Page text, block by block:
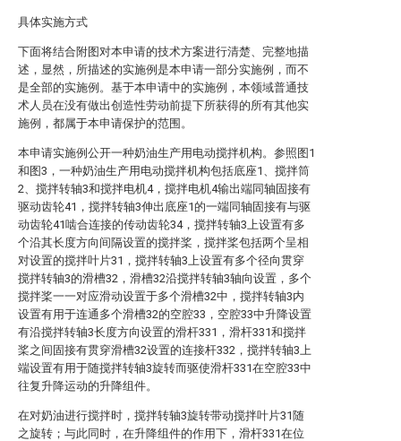
具体实施方式
下面将结合附图对本申请的技术方案进行清楚、完整地描
述，显然，所描述的实施例是本申请一部分实施例，而不
是全部的实施例。基于本申请中的实施例，本领域普通技
术人员在没有做出创造性劳动前提下所获得的所有其他实
施例，都属于本申请保护的范围。
本申请实施例公开一种奶油生产用电动搅拌机构。参照图1
和图3，一种奶油生产用电动搅拌机构包括底座1、搅拌筒
2、搅拌转轴3和搅拌电机4，搅拌电机4输出端同轴固接有
驱动齿轮41，搅拌转轴3伸出底座1的一端同轴固接有与驱
动齿轮41啮合连接的传动齿轮34，搅拌转轴3上设置有多
个沿其长度方向间隔设置的搅拌桨，搅拌桨包括两个呈相
对设置的搅拌叶片31，搅拌转轴3上设置有多个径向贯穿
搅拌转轴3的滑槽32，滑槽32沿搅拌转轴3轴向设置，多个
搅拌桨一一对应滑动设置于多个滑槽32中，搅拌转轴3内
设置有用于连通多个滑槽32的空腔33，空腔33中升降设置
有沿搅拌转轴3长度方向设置的滑杆331，滑杆331和搅拌
桨之间固接有贯穿滑槽32设置的连接杆332，搅拌转轴3上
端设置有用于随搅拌转轴3旋转而驱使滑杆331在空腔33中
往复升降运动的升降组件。
在对奶油进行搅拌时，搅拌转轴3旋转带动搅拌叶片31随
之旋转；与此同时，在升降组件的作用下，滑杆331在位